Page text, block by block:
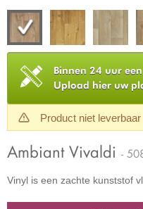
Binnen 24 uur
Upload hier uw
Product niet leverbaar
Ambiant Vivaldi -
Vinyl is een zachte kunststof